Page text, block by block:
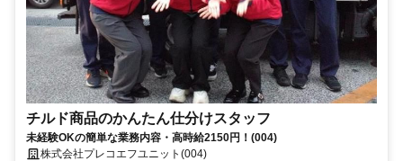
チルド商品のかんたん仕分けスタッフ
未経験OKの簡単な業務内容・高時給2150円！(004)
株式会社プレコエフユニット(004)